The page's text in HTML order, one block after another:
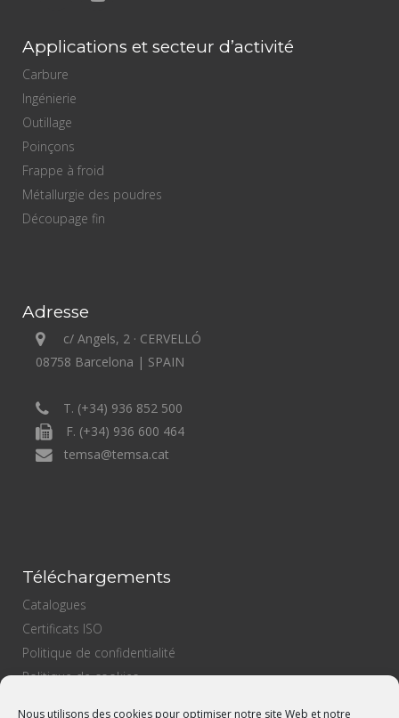
Nous utilisons des cookies pour optimiser notre site Web et notre
Applications et secteur d’activité
Carbure
Ingénierie
Outillage
Poinçons
Frappe à froid
Métallurgie des poudres
Découpage fin
Adresse
c/ Angels, 2 · CERVELLÓ
08758 Barcelona | SPAIN
T. (+34) 936 852 500
F. (+34) 936 600 464
temsa@temsa.cat
Téléchargements
Catalogues
Certificats ISO
Politique de confidentialité
Politique de cookies